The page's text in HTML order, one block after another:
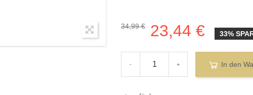
34,99 € 23,44 € 33%
- + In den